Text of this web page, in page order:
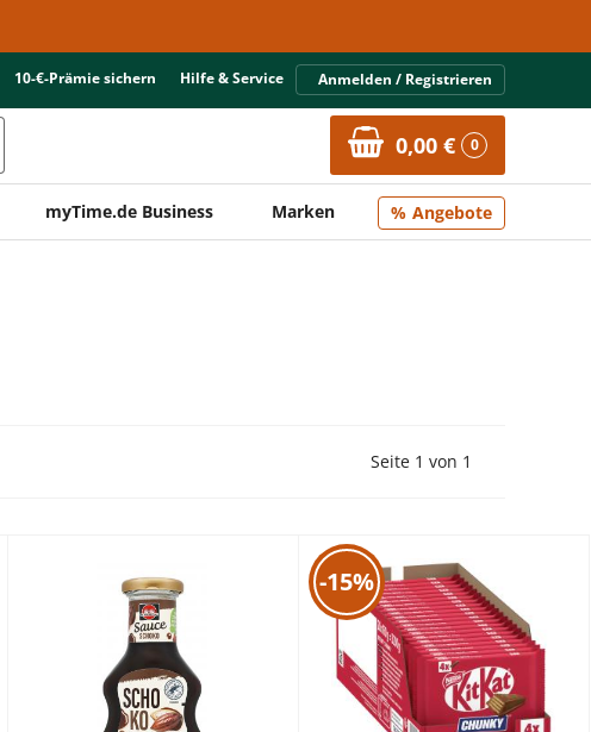
10-€-Prämie sichern Hilfe & Service Anmelden / Registrieren
0,00 € 0
myTime.de Business Marken Angebote
Vorherige Seite
Seite 1 von 1
-15%